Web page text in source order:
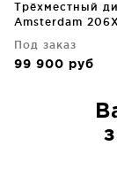
Трёхместный
Amsterdam
Под заказ
99 900 руб